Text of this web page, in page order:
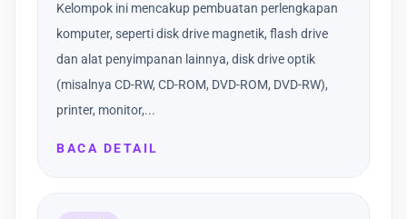
Kelompok ini mencakup pembuatan perlengkapan
komputer, seperti disk drive magnetik, flash drive
dan alat penyimpanan lainnya, disk drive optik
(misalnya CD-RW, CD-ROM, DVD-ROM, DVD-RW),
printer, monitor,...
BACA DETAIL